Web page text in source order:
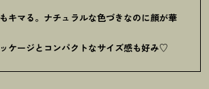
キマる。ナチュラルな色づきなのに顔が華
ケージとコンパクトなサイズ感も好み♡